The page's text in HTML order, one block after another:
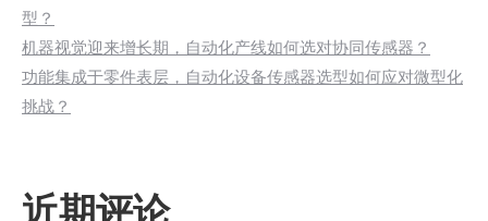
型？
机器视觉迎来增长期，自动化产线如何选对协同传感器？
功能集成于零件表层，自动化设备传感器选型如何应对微型化
挑战？
近期评论